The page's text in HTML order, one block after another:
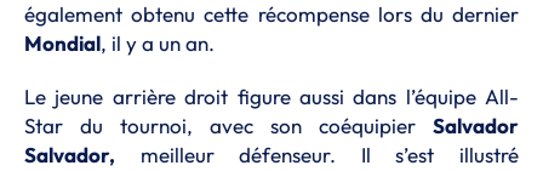
également obtenu cette récompense lors du dernier
Mondial, il y a un an.
Le jeune arrière droit figure aussi dans l’équipe All-
Star du tournoi, avec son coéquipier Salvador
Salvador, meilleur défenseur. Il s’est illustré